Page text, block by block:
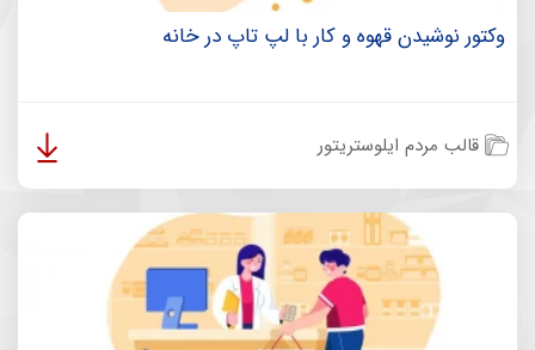
وکتور نوشیدن قهوه و کار با لپ تاپ در خانه
قالب مردم ایلوستریتور